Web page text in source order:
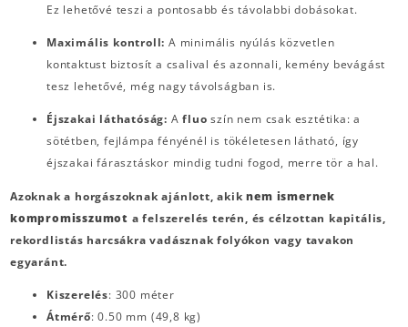
Ez lehetővé teszi a pontosabb és távolabbi dobásokat.
Maximális kontroll: A minimális nyúlás közvetlen
kontaktust biztosít a csalival és azonnali, kemény bevágást
tesz lehetővé, még nagy távolságban is.
Éjszakai láthatóság: Afluoszín nem csak esztétika: a
sötétben, fejlámpa fényénél is tökéletesen látható, így
éjszakai fárasztáskor mindig tudni fogod, merre tör a hal.
Azoknak a horgászoknak ajánlott, akiknem ismernek
kompromisszumot a felszerelés terén, és célzottan kapitális,
rekordlistás harcsákra vadásznak folyókon vagy tavakon
egyaránt.
Kiszerelés: 300 méter
Átmérő: 0.50 mm (49,8 kg)